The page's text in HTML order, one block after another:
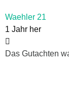
Waehler 21
1 Jahr her
Das Gutachten